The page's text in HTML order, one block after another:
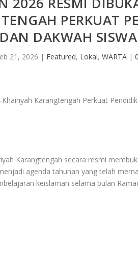
PERKUAT
DAKWAH SISWA
21, 2026 | Featured, Lokal,WARTA |0
Karangtengah secara resmi
agenda tahunan yang telah
keislaman selama bulan